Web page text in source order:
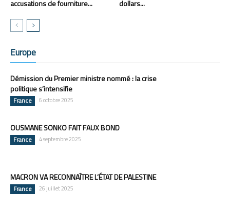
accusations de fourniture...
dollars...
Europe
Démission du Premier ministre nommé : la crise
politique s’intensifie
France 6 octobre 2025
OUSMANE SONKO FAIT FAUX BOND
France 4 septembre 2025
MACRON VA RECONNAÎTRE L’ÉTAT DE PALESTINE
France 26 juillet 2025